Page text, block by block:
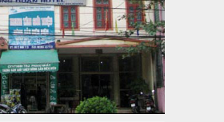
số nôi dung về sắp xếp tổ chức bộ
trị tinh gọn, hoạt động hiệu lực, hiệu
2024